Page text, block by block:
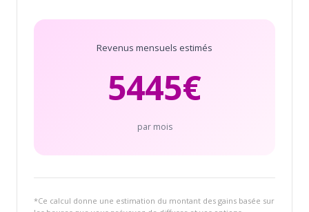
Revenus mensuels estimés
5445€
par mois
*Ce calcul donne une estimation du montant des gains basée sur